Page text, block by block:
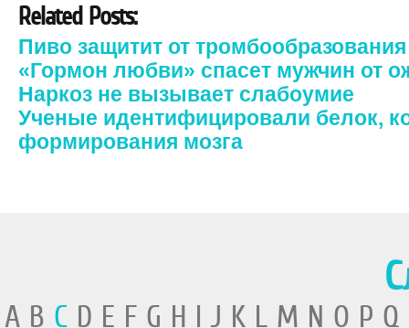
Related Posts:
Пиво защитит от тромбообразования
«Гормон любви» спасет мужчин от
Наркоз не вызывает слабоумие
Ученые идентифицировали белок,
формирования мозга
A B CD E F G H I J K L M N O P